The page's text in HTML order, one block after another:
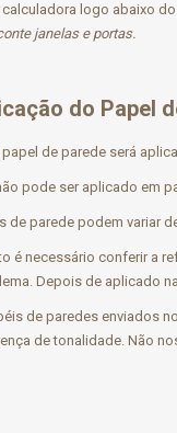
logo abaixo
janelas e portas.
do Papel
de parede será
pode ser aplicado em
de parede podem variar
é necessário conferir a
Depois de aplicado
de paredes enviados
de tonalidade. Não